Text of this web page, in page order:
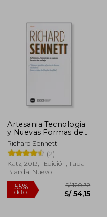
dcto.
Rápido
Artesania Tecnologia
y Nuevas Formas de
Trabajo
Richard Sennett
(2)
Katz, 2013, 1 Edición, Tapa
Blanda, Nuevo